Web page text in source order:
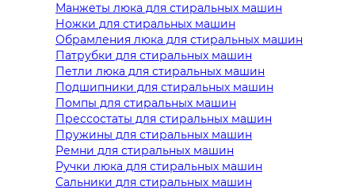
Манжеты люка для стиральных машин
Ножки для стиральных машин
Обрамления люка для стиральных машин
Патрубки для стиральных машин
Петли люка для стиральных машин
Подшипники для стиральных машин
Помпы для стиральных машин
Прессостаты для стиральных машин
Пружины для стиральных машин
Ремни для стиральных машин
Ручки люка для стиральных машин
Сальники для стиральных машин